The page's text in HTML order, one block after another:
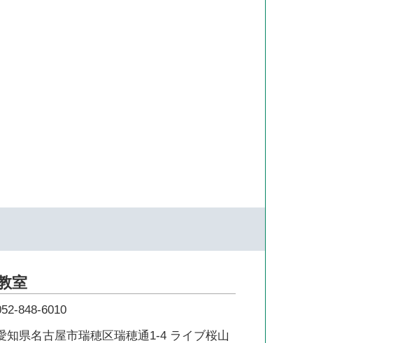
室
848-6010
知県名古屋市瑞穂区瑞穂通1-4 ライブ桜山